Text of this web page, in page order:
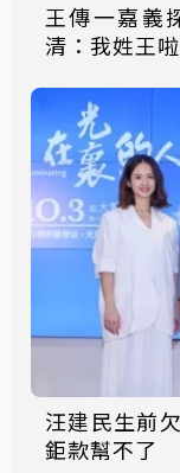
王傳一嘉義
清：我姓王啦
汪建民生前欠債千
鉅款幫不了